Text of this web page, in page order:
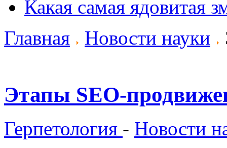
Какая самая ядовитая
Главная
Новости науки
Этапы SEO-
Герпетология - Новости